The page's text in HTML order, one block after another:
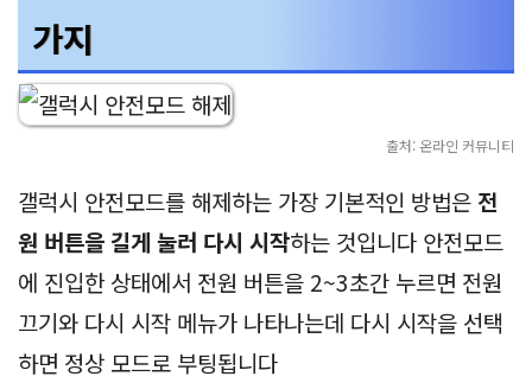
가지
출처: 온라인 커뮤니티
갤럭시 안전모드를 해제하는 가장 기본적인 방법은 전
원 버튼을 길게 눌러 다시 시작하는 것입니다 안전모드
에 진입한 상태에서 전원 버튼을 2~3초간 누르면 전원
끄기와 다시 시작 메뉴가 나타나는데 다시 시작을 선택
하면 정상 모드로 부팅됩니다